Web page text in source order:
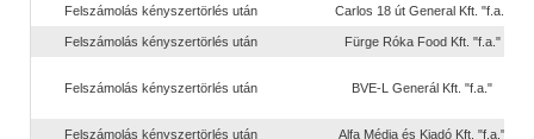
Felszámolás kényszertörlés után Carlos 18 út General Kft. "f.a."
Felszámolás kényszertörlés után Fürge Róka Food Kft. "f.a."
Felszámolás kényszertörlés után BVE-L Generál Kft. "f.a."
Felszámolás kényszertörlés után Alfa Média és Kiadó Kft. "f.a."